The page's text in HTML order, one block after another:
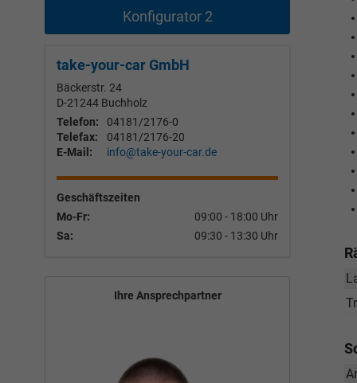
Konfigurator 2
take-your-car GmbH
Bäckerstr. 24
D-21244 Buchholz
Telefon:
04181/2176-0
Telefax:
04181/2176-20
E-Mail:
info@take-your-car.de
Geschäftszeiten
Mo-Fr:
09:00 - 18:00 Uhr
Sa:
09:30 - 13:30 Uhr
Ihre Ansprechpartner